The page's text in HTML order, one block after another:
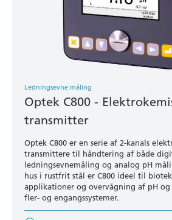
Ledningsevne måling
Optek C800 -
transmitter
Optek C800 er en serie af 2-kanals
transmittere til håndtering af både
ledningsevnemåling og analog pH
hus i rustfrit stål er C800 ideel til
applikationer og overvågning af pH
fler- og engangssystemer.